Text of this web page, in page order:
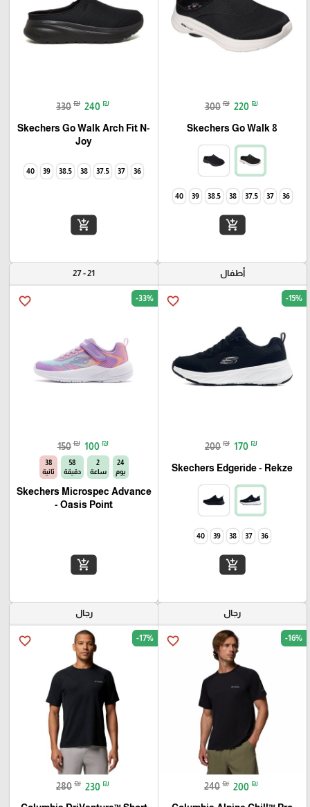
300 ₪ 220 ₪
Skechers Go Walk 8
36
37
37.5
38
38.5
39
40
add_shopping_cart
330 ₪ 240 ₪
Skechers Go Walk Arch Fit N-
Joy
36
37
37.5
38
38.5
39
40
add_shopping_cart
أطفال
favorite_border -15%
200 ₪ 170 ₪
Skechers Edgeride - Rekze‏
36
37
38
39
40
add_shopping_cart
21 - 27
favorite_border -33%
150 ₪ 100 ₪
24
يوم
2
ساعة
58
دقيقة
36
ثانية
Skechers Microspec Advance
- Oasis Point
add_shopping_cart
رجال
favorite_border -16%
240 ₪ 200 ₪
رجال
favorite_border -17%
280 ₪ 230 ₪